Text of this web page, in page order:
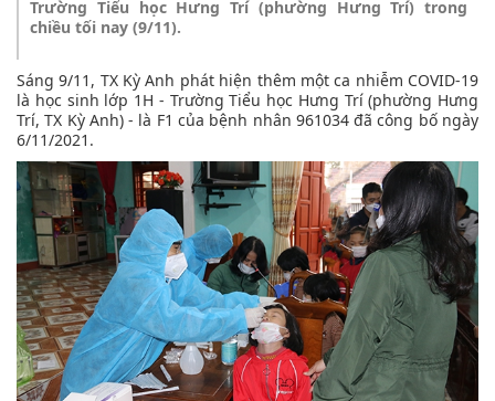
Trường Tiểu học Hưng Trí (phường Hưng Trí) trong
chiều tối nay (9/11).
Sáng 9/11, TX Kỳ Anh phát hiện thêm một ca nhiễm COVID-19
là học sinh lớp 1H - Trường Tiểu học Hưng Trí (phường Hưng
Trí, TX Kỳ Anh) - là F1 của bệnh nhân 961034 đã công bố ngày
6/11/2021.